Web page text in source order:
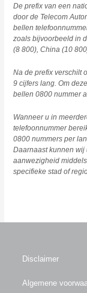
De prefix van een
door de Telecom
bellen
zoals bijvoorbeeld in
(8 800), China (10
Na de prefix verschilt
9 cijfers lang. Om
bellen 0800 nummer
Wanneer u in
telefoonnummer
0800 nummers per
Daarnaast kunnen
aanwezigheid
specifieke stad of
Disclaimer
Algemene